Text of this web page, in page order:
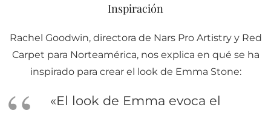
Inspiración
Rachel Goodwin, directora de Nars Pro Artistry y Red
Carpet para Norteamérica, nos explica en qué se ha
inspirado para crear el look de Emma Stone:
«El look de Emma evoca el